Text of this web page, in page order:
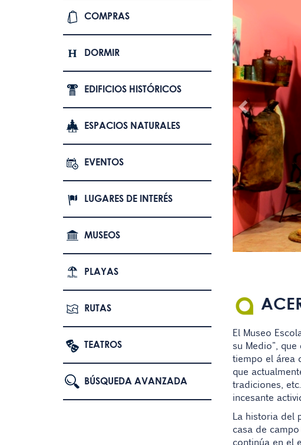
COMPRAS
DORMIR
EDIFICIOS HISTÓRICOS
ESPACIOS NATURALES
EVENTOS
LUGARES DE INTERÉS
MUSEOS
PLAYAS
RUTAS
TEATROS
BÚSQUEDA AVANZADA
El Museo
su Medio",
tiempo el área
que
tradiciones,
incesante
La historia del
casa de
continúa en el